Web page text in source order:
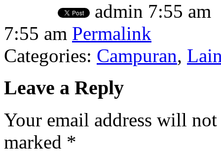
admin 7:55 am
7:55 am Permalink
Categories: Campuran,
Leave a Reply
Your email address will
marked *